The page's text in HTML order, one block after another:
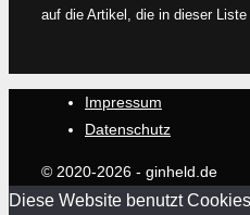
auf die Artikel, die in dieser Liste
Impressum
Datenschutz
© 2020-2026 - ginheld.de
Diese Website benutzt